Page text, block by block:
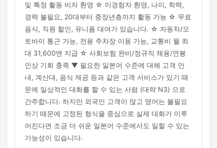
및 특정 활동 비자 환영 ☆ 미경험자 환영, 나이, 학력,
경력 불필요, 20대부터 중장년층까지 활동 가능 ☆ 무료
음식, 직원 할인, 유니폼 대여가 있습니다. ☆ 자동차/오
토바이 통근 가능, 전용 주차장 이용 가능, 교통비 월 최
대 31,600엔 지급 ☆ 사회보험 완비/정규직 채용/연봉
인상 기회 충족 ▼ 필요한 일본어 수준에 대해 고객 안
내, 계산대, 음식 제공 등과 같은 고객 서비스가 있기 때
문에 일상적인 대화를 할 수 있는 사람 (대략 N3) 으로
간주합니다. 하지만 외국인 고객이 많고 영어는 불필요
하기 때문에 고정된 형식을 중심으로 실제 대화가 이루
어진다면 조금 더 쉬운 일본어 수준에서도 일할 수 있는
가능성이 있습니다.